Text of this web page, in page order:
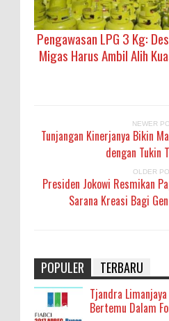
Pengawasan LPG 3 Kg:
Migas Harus Ambil Alih
NEWER
Tunjangan Kinerjanya Bikin
dengan Tukin
OLDER
Presiden Jokowi Resmikan
Sarana Kreasi Bagi
POPULER TERBARU
Tjandra
Bertemu Dalam